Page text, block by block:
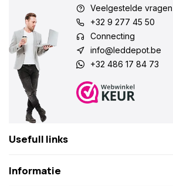
Veelgestelde vragen
+32 9 277 45 50
Connecting
info@leddepot.be
+32 486 17 84 73
Usefull links
Informatie